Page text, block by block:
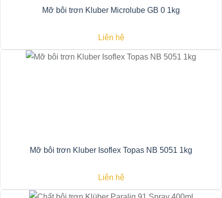
Mỡ bôi trơn Kluber Microlube GB 0 1kg
Liên hệ
Mỡ bôi trơn Kluber Isoflex Topas NB 5051 1kg
Liên hệ